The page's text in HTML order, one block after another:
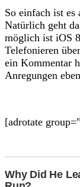
So einfach ist
Natürlich geht
möglich ist iOS
Telefonieren
ein Kommentar
Anregungen
[adrotate